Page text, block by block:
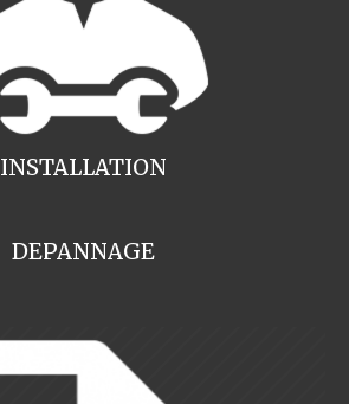
INSTALLATION
DEPANNAGE